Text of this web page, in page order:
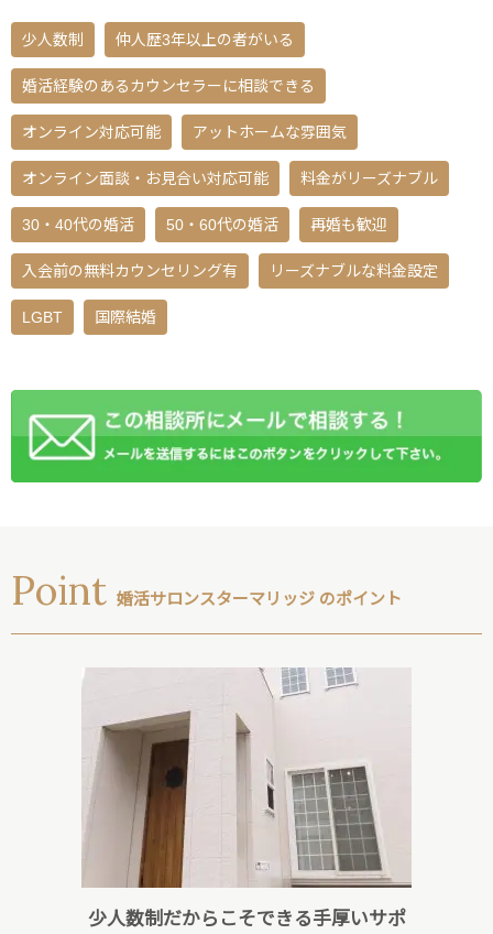
少人数制 仲人歴3年以上の者がいる
婚活経験のあるカウンセラーに相談できる
オンライン対応可能 アットホームな雰囲気
オンライン面談・お見合い対応可能 料金がリーズナブル
30・40代の婚活 50・60代の婚活 再婚も歓迎
入会前の無料カウンセリング有 リーズナブルな料金設定
LGBT 国際結婚
Point 婚活サロンスターマリッジ のポイント
少人数制だからこそできる手厚いサポ